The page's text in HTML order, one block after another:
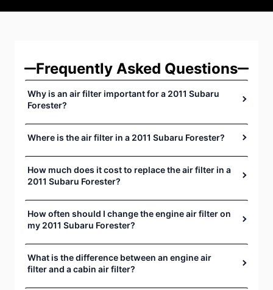
Frequently Asked Questions
Why is an air filter important for a 2011 Subaru
Forester?
Where is the air filter in a 2011 Subaru Forester?
How much does it cost to replace the air filter in a
2011 Subaru Forester?
How often should I change the engine air filter on
my 2011 Subaru Forester?
What is the difference between an engine air
filter and a cabin air filter?